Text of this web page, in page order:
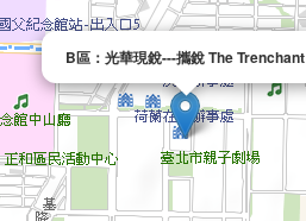
B區：光華現銳---攜銳 The Trenchant